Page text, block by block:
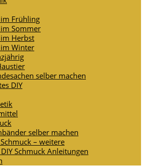
im Frühling
im Sommer
im Herbst
im Winter
selber machen
DIY
selber machen
Schmuck – weitere
Schmuck Anleitungen